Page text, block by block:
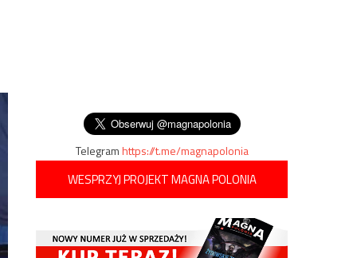
Telegramhttps://t.me/magnapolonia
WESPRZYJ PROJEKT MAGNA POLONIA